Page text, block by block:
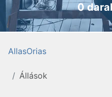
0
AllasOrias
Állások